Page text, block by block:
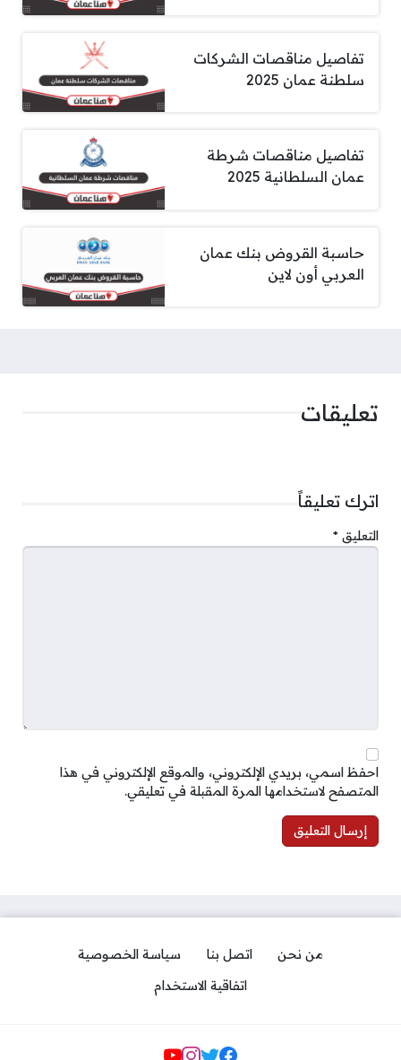
تفاصيل مناقصات الشركات
سلطنة عمان 2025
تفاصيل مناقصات شرطة
عمان السلطانية 2025
حاسبة القروض بنك عمان
العربي أون لاين
تعليقات
اترك تعليقاً
التعليق *
احفظ اسمي، بريدي الإلكتروني، والموقع الإلكتروني في هذا
المتصفح لاستخدامها المرة المقبلة في تعليقي.
من نحن اتصل بنا
سياسة الخصوصية
اتفاقية الاستخدام